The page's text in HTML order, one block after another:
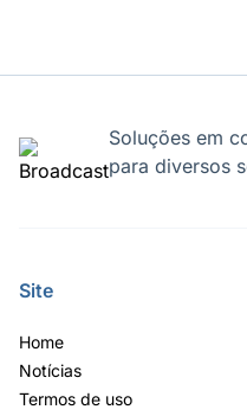
Soluções em
para diversos
Site
Home
Notícias
Termos de uso